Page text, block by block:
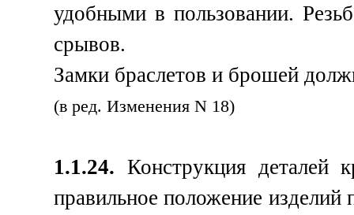
удобными в пользовании.
срывов.
Замки браслетов и брошей
(в ред. Изменения N 18)
1.1.24. Конструкция деталей
правильное положение изделий